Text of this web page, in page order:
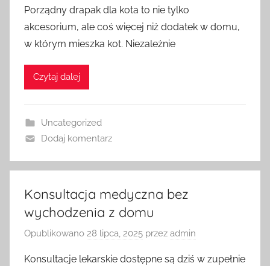
Porządny drapak dla kota to nie tylko
akcesorium, ale coś więcej niż dodatek w domu,
w którym mieszka kot. Niezależnie
Czytaj dalej
Uncategorized
Dodaj komentarz
Konsultacja medyczna bez
wychodzenia z domu
Opublikowano 28 lipca, 2025 przez admin
Konsultacje lekarskie dostępne są dziś w zupełnie